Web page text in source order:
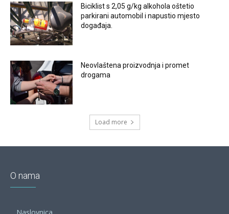
Biciklist s 2,05 g/kg alkohola oštetio
parkirani automobil i napustio mjesto
događaja.
Neovlaštena proizvodnja i promet
drogama
Load more
O nama